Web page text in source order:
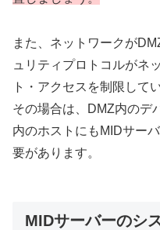
また、ネットワークが
ュリティプロトコルがネ
ト・アクセスを制限して
その場合は、DMZ内のデ
内のホストにもMIDサー
要があります。
MIDサーバーのシ